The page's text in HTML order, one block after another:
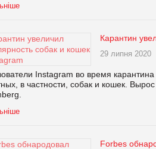
Карантин
29 липня 2020
Instagram во время
в частности, собак и кошек.
Forbes